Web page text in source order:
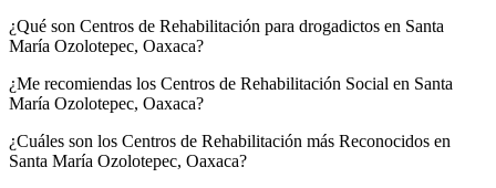
¿Qué son Centros de Rehabilitación para drogadictos en Santa
María Ozolotepec, Oaxaca?
¿Me recomiendas los Centros de Rehabilitación Social en Santa
María Ozolotepec, Oaxaca?
¿Cuáles son los Centros de Rehabilitación más Reconocidos en
Santa María Ozolotepec, Oaxaca?